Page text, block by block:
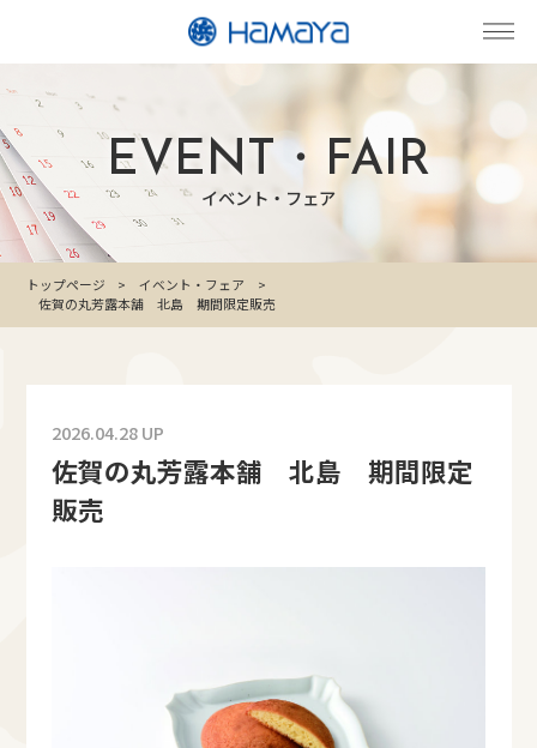
EVENT・FAIR
イベント・フェア
トップページ
イベント・フェア
佐賀の丸芳露本舗 北島 期間限定販売
2026.04.28 UP
佐賀の丸芳露本舗 北島 期間限定
販売